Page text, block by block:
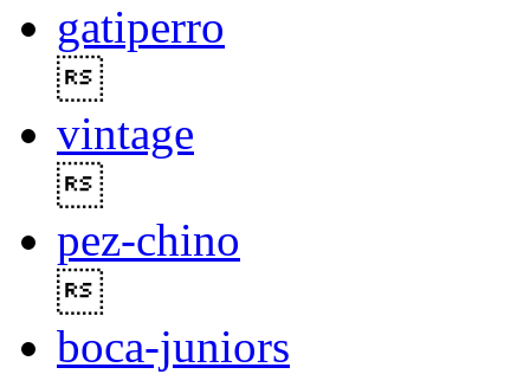
gatiperro
vintage
pez-chino
boca-juniors